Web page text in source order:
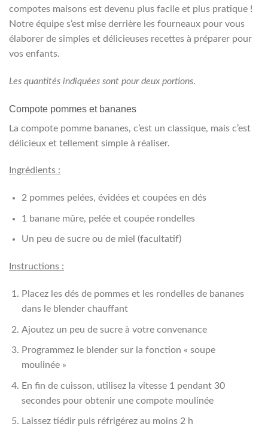
compotes maisons est devenu plus facile et plus pratique !
Notre équipe s’est mise derrière les fourneaux pour vous
élaborer de simples et délicieuses recettes à préparer pour
vos enfants.
Les quantités indiquées sont pour deux portions.
Compote pommes et bananes
La compote pomme bananes, c’est un classique, mais c’est
délicieux et tellement simple à réaliser.
Ingrédients :
2 pommes pelées, évidées et coupées en dés
1 banane mûre, pelée et coupée rondelles
Un peu de sucre ou de miel (facultatif)
Instructions :
Placez les dés de pommes et les rondelles de bananes
dans le blender chauffant
Ajoutez un peu de sucre à votre convenance
Programmez le blender sur la fonction « soupe
moulinée »
En fin de cuisson, utilisez la vitesse 1 pendant 30
secondes pour obtenir une compote moulinée
Laissez tiédir puis réfrigérez au moins 2 h